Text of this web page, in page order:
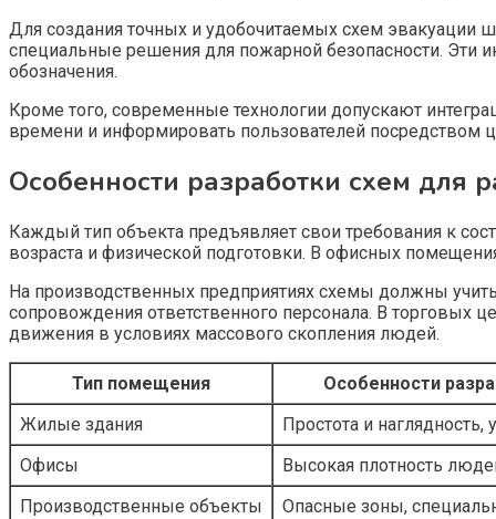
Для создания точных и удобочитаемых схем эвакуации
специальные решения для пожарной безопасности. Эти
обозначения.
Кроме того, современные технологии допускают
времени и информировать пользователей
Особенности разработки схем для
Каждый тип объекта предъявляет свои требования к
возраста и физической подготовки. В офисных
На производственных предприятиях схемы должны
сопровождения ответственного персонала. В торговых
движения в условиях массового скопления людей.
Тип помещения
Особенности
Жилые здания
Простота и
Офисы
Высокая плотность
Производственные объекты
Опасные зоны,